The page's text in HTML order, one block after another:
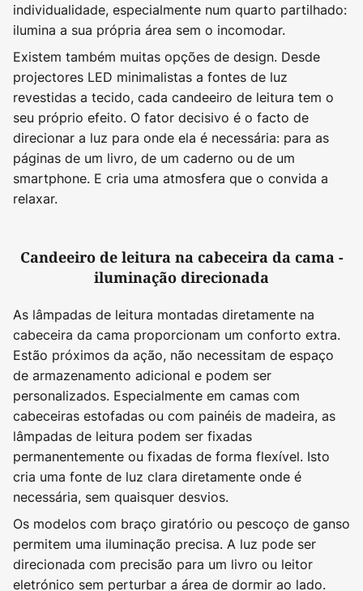
individualidade, especialmente num quarto partilhado:
ilumina a sua própria área sem o incomodar.
Existem também muitas opções de design. Desde
projectores LED minimalistas a fontes de luz
revestidas a tecido, cada candeeiro de leitura tem o
seu próprio efeito. O fator decisivo é o facto de
direcionar a luz para onde ela é necessária: para as
páginas de um livro, de um caderno ou de um
smartphone. E cria uma atmosfera que o convida a
relaxar.
Candeeiro de leitura na cabeceira da cama -
iluminação direcionada
As lâmpadas de leitura montadas diretamente na
cabeceira da cama proporcionam um conforto extra.
Estão próximos da ação, não necessitam de espaço
de armazenamento adicional e podem ser
personalizados. Especialmente em camas com
cabeceiras estofadas ou com painéis de madeira, as
lâmpadas de leitura podem ser fixadas
permanentemente ou fixadas de forma flexível. Isto
cria uma fonte de luz clara diretamente onde é
necessária, sem quaisquer desvios.
Os modelos com braço giratório ou pescoço de ganso
permitem uma iluminação precisa. A luz pode ser
direcionada com precisão para um livro ou leitor
eletrónico sem perturbar a área de dormir ao lado.